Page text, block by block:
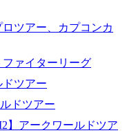
ツアー、カプコンカ
ファイターリーグ
ドツアー
ドツアー
】アークワールドツア